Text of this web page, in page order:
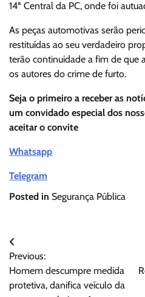
14ª Central da PC, onde foi
As peças automotivas serão
restituídas ao seu verdadeiro
terão continuidade a fim de que
os autores do crime de furto.
Seja o primeiro a receber as
um convidado especial dos
aceitar o convite
Whatsapp
Telegram
Posted in Segurança Pública
Navegação
de
Post
Previous:
Homem descumpre medida
protetiva, danifica veículo da